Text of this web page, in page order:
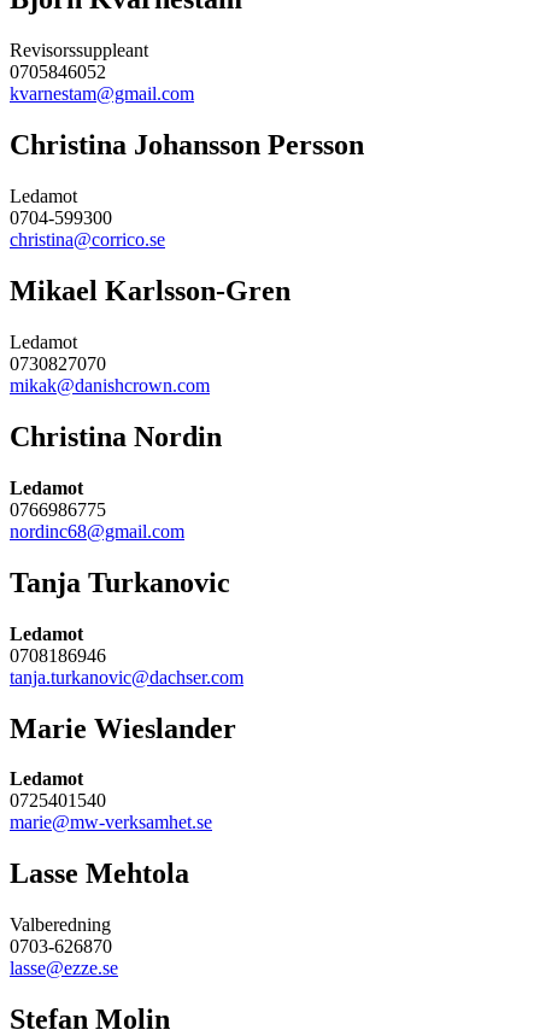
Revisorssuppleant
0705846052
kvarnestam@gmail.com
Christina Johansson Persson
Ledamot
0704-599300
christina@corrico.se
Mikael Karlsson-Gren
Ledamot
0730827070
mikak@danishcrown.com
Christina Nordin
Ledamot
0766986775
nordinc68@gmail.com
Tanja Turkanovic
Ledamot
0708186946
tanja.turkanovic@dachser.com
Marie Wieslander
Ledamot
0725401540
marie@mw-verksamhet.se
Lasse Mehtola
Valberedning
0703-626870
lasse@ezze.se
Stefan Molin